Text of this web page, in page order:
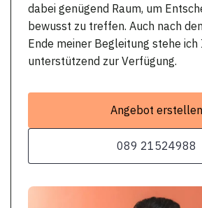
dabei genügend Raum, um
bewusst zu treffen. Auch nach
Ende meiner Begleitung stehe
unterstützend zur Verfügung.
Angebot erstellen
089 21524988